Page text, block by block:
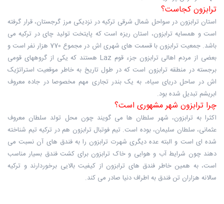
ترابزون کجاست؟
استان ترابزون در سواحل شمال شرقی ترکیه در نزدیکی مرز گرجستان، قرار گرفته
است و همسایه ترابزون، استان ریزه است که پایتخت تولید چای در ترکیه می
باشد. جمعیت ترابزون با قسمت های شهری اش در مجموع 770 هزار نفر است و
بعضی از مردم اهالی ترابزون جزء قوم Laz هستند که یکی از گروههای قومی
برجسته در منطقه ترابزون است که در طول تاریخ به خاطر موقعیت استراتژیک
اش در ساحل دریای سیاه، به یک بندر تجاری مهم مخصوصا در جاده معروف
ابریشم تبدیل شده بود.
چرا ترابزون شهر مشهوری است؟
اکثرا به ترابزون، شهر سلطان ها می گویند چون محل تولد سلطان معروف
عثمانی، سلطان سلیمان، بوده است. تیم فوتبال ترابزون هم در ترکیه تیم شناخته
شده ای است و البته عده دیگری شهرت ترابزون را به فندق های آن نسبت می
دهند چون شرایط آب و هوایی و خاک ترابزون برای کشت فندق بسیار مناسب
است، به همین خاطر فندق های ترابزون از کیفیت بالایی برخوردارند و ترکیه
سالانه هزاران تن فندق به اطراف دنیا صادر می کند.